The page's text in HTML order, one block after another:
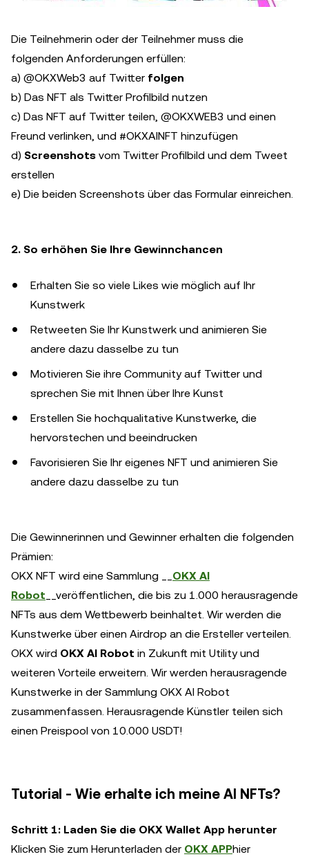
Die Teilnehmerin oder der Teilnehmer muss die
folgenden Anforderungen erfüllen:
a) @OKXWeb3 auf Twitter folgen
b) Das NFT als Twitter Profilbild nutzen
c) Das NFT auf Twitter teilen, @OKXWEB3 und einen
Freund verlinken, und #OKXAINFT hinzufügen
d) Screenshots vom Twitter Profilbild und dem Tweet
erstellen
e) Die beiden Screenshots über das Formular einreichen.
2. So erhöhen Sie Ihre Gewinnchancen
Erhalten Sie so viele Likes wie möglich auf Ihr
Kunstwerk
Retweeten Sie Ihr Kunstwerk und animieren Sie
andere dazu dasselbe zu tun
Motivieren Sie ihre Community auf Twitter und
sprechen Sie mit Ihnen über Ihre Kunst
Erstellen Sie hochqualitative Kunstwerke, die
hervorstechen und beeindrucken
Favorisieren Sie Ihr eigenes NFT und animieren Sie
andere dazu dasselbe zu tun
Die Gewinnerinnen und Gewinner erhalten die folgenden
Prämien:
OKX NFT wird eine Sammlung __ OKX AI
Robot __veröffentlichen, die bis zu 1.000 herausragende
NFTs aus dem Wettbewerb beinhaltet. Wir werden die
Kunstwerke über einen Airdrop an die Ersteller verteilen.
OKX wird OKX AI Robot in Zukunft mit Utility und
weiteren Vorteile erweitern. Wir werden herausragende
Kunstwerke in der Sammlung OKX AI Robot
zusammenfassen. Herausragende Künstler teilen sich
einen Preispool von 10.000 USDT!
Tutorial - Wie erhalte ich meine AI NFTs?
Schritt 1: Laden Sie die OKX Wallet App herunter
Klicken Sie zum Herunterladen der OKX APPhier